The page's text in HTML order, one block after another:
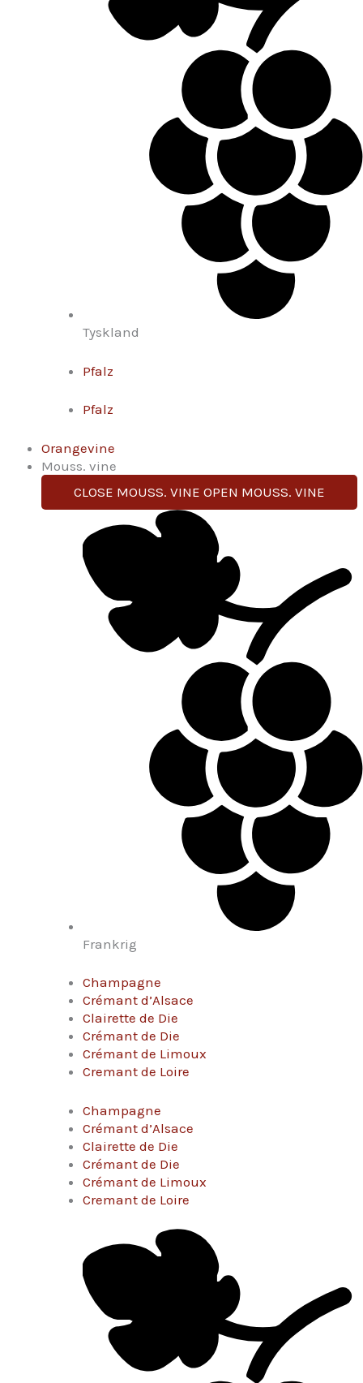
Tyskland
Pfalz
Pfalz
Orangevine
Mouss. vine
CLOSE MOUSS. VINE OPEN MOUSS. VINE
Frankrig
Champagne
Crémant d’Alsace
Clairette de Die
Crémant de Die
Crémant de Limoux
Cremant de Loire
Champagne
Crémant d’Alsace
Clairette de Die
Crémant de Die
Crémant de Limoux
Cremant de Loire